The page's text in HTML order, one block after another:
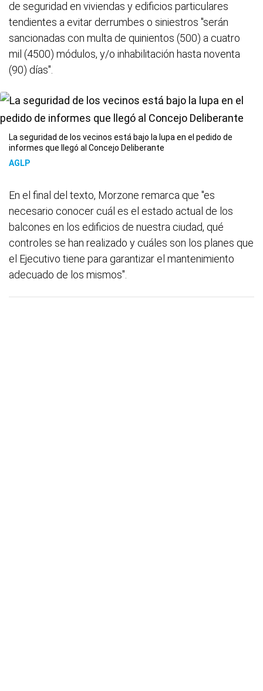
de seguridad en viviendas y edificios particulares
tendientes a evitar derrumbes o siniestros "serán
sancionadas con multa de quinientos (500) a cuatro
mil (4500) módulos, y/o inhabilitación hasta noventa
(90) días".
La seguridad de los vecinos está bajo la lupa en el pedido de
informes que llegó al Concejo Deliberante
AGLP
En el final del texto, Morzone remarca que "es
necesario conocer cuál es el estado actual de los
balcones en los edificios de nuestra ciudad, qué
controles se han realizado y cuáles son los planes que
el Ejecutivo tiene para garantizar el mantenimiento
adecuado de los mismos".